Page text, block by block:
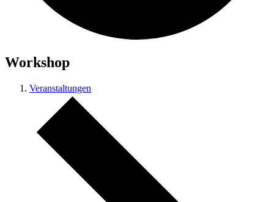
Workshop
Veranstaltungen